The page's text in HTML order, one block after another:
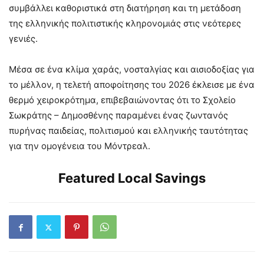
συμβάλλει καθοριστικά στη διατήρηση και τη μετάδοση
της ελληνικής πολιτιστικής κληρονομιάς στις νεότερες
γενιές.
Μέσα σε ένα κλίμα χαράς, νοσταλγίας και αισιοδοξίας για
το μέλλον, η τελετή αποφοίτησης του 2026 έκλεισε με ένα
θερμό χειροκρότημα, επιβεβαιώνοντας ότι το Σχολείο
Σωκράτης – Δημοσθένης παραμένει ένας ζωντανός
πυρήνας παιδείας, πολιτισμού και ελληνικής ταυτότητας
για την ομογένεια του Μόντρεαλ.
Featured Local Savings